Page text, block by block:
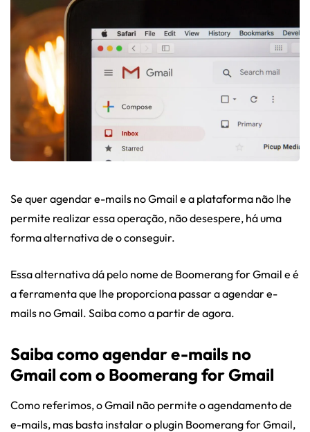
Se quer agendar e-mails no Gmail e a plataforma não lhe
permite realizar essa operação, não desespere, há uma
forma alternativa de o conseguir.
Essa alternativa dá pelo nome de Boomerang for Gmail e é
a ferramenta que lhe proporciona passar a agendar e-
mails no Gmail. Saiba como a partir de agora.
Saiba como agendar e-mails no
Gmail com o Boomerang for Gmail
Como referimos, o Gmail não permite o agendamento de
e-mails, mas basta instalar o plugin Boomerang for Gmail,